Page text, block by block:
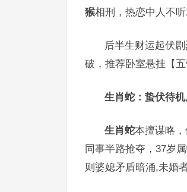
猴相刑，热恋中人不
后半生财运起伏
破，推荐卧室悬挂【
生肖蛇：蛰伏待
生肖蛇本擅谋略，
同事半路抢夺，37岁
则婆媳矛盾暗涌,未婚